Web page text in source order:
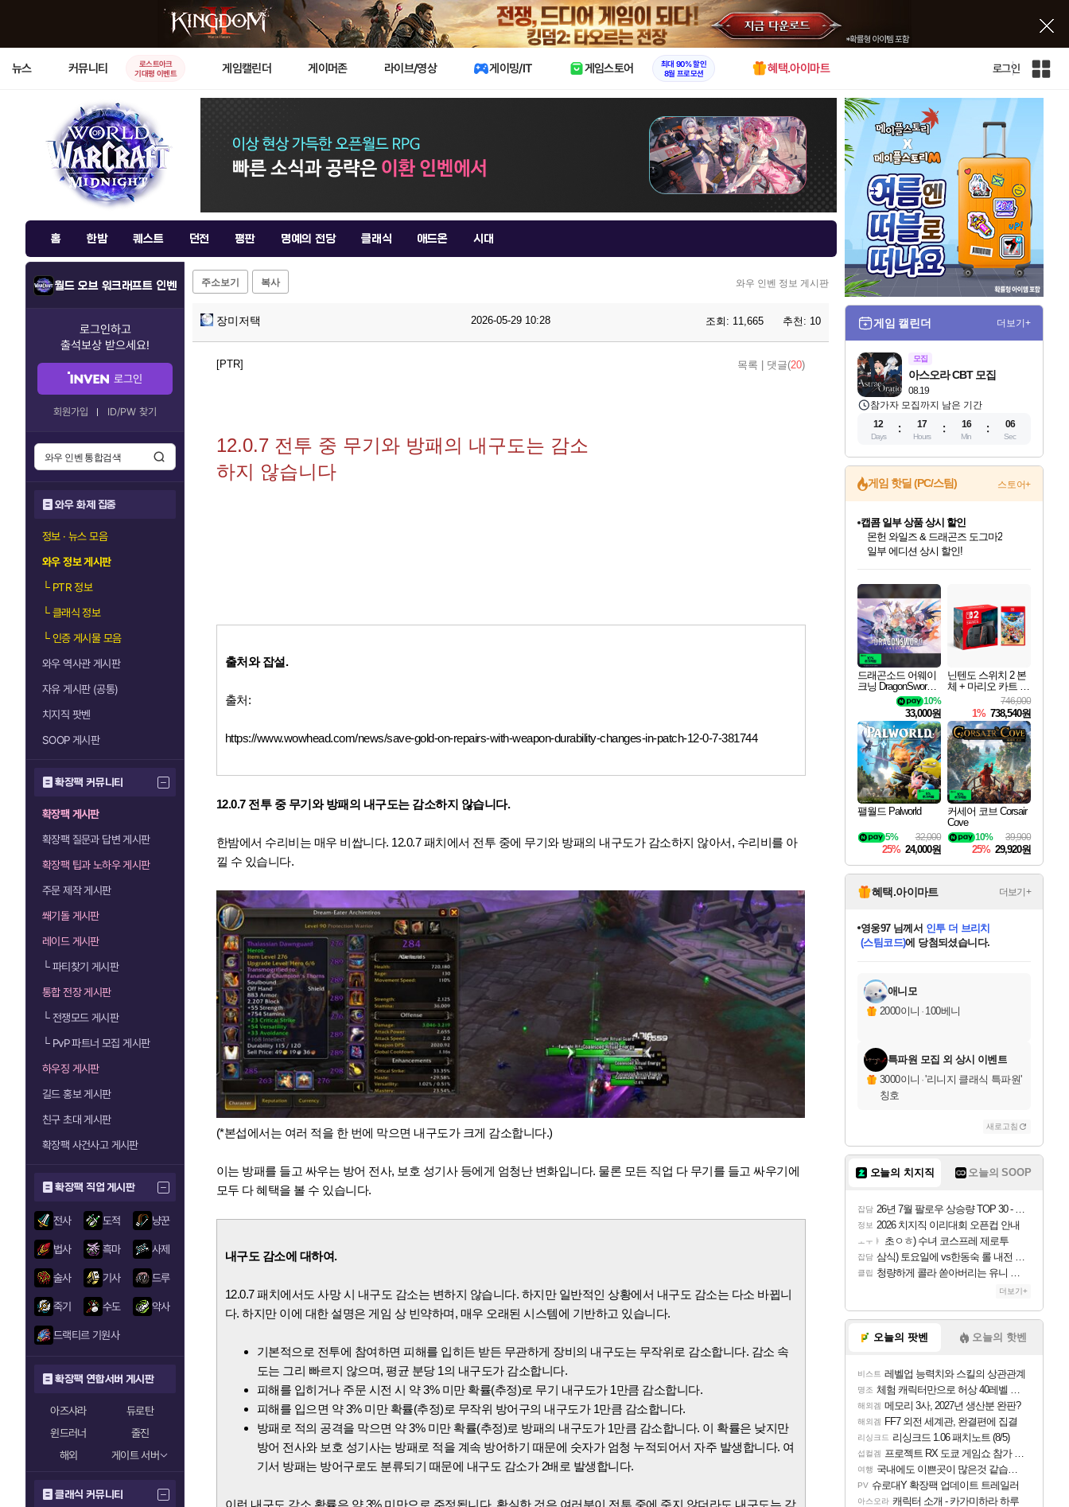
X
뉴스 커뮤니티
로스트아크
기대평 이벤트
게임캘린더 게이머존 라이브/영상 게이밍/IT 게임스토어
최대 90% 할인
8월 프로모션
혜택.아이마트 로그인
인
홈 한밤 퀘스트 던전 평판 명예의 전당 클래식 애드온 시대
월드 오브 워크래프트 인벤
로그인하고
출석보상 받으세요!
로그인
회원가입 ID/PW 찾기
와우 화제 집중
정보 · 뉴스 모음
와우 정보 게시판
└PTR 정보
└클래식 정보
└인증 게시물 모음
와우 역사관 게시판
자유 게시판 (공통)
치지직 팟벤
SOOP 게시판
확장팩 커뮤니티
확장팩 게시판
확장팩 질문과 답변 게시판
확장팩 팁과 노하우 게시판
주문 제작 게시판
쐐기돌 게시판
레이드 게시판
└파티찾기 게시판
통합 전장 게시판
└전쟁모드 게시판
└PvP 파트너 모집 게시판
하우징 게시판
길드 홍보 게시판
친구 초대 게시판
확장팩 사건사고 게시판
확장팩 직업 게시판
전사 도적 냥꾼
법사 흑마 사제
술사 기사 드루
죽기 수도 악사
드랙티르 기원사
확장팩 연합서버 게시판
아즈샤라
듀로탄
윈드러너
줄진
해외
게이트 서버
클래식 커뮤니티
주소보기 복사 와우 인벤 정보 게시판
장미저택 2026-05-29 10:28 조회: 11,665 추천: 10
[PTR] 목록 댓글(20)
12.0.7 전투 중 무기와 방패의 내구도는 감소
하지 않습니다
출처와 잡설.
출처:
https://www.wowhead.com/news/save-gold-on-repairs-with-weapon-durability-changes-in-patch-12-0-7-381744
12.0.7 전투 중 무기와 방패의 내구도는 감소하지 않습니다.
한밤에서 수리비는 매우 비쌉니다. 12.0.7 패치에서 전투 중에 무기와 방패의 내구도가 감소하지 않아서, 수리비를 아
낄 수 있습니다.
(*본섭에서는 여러 적을 한 번에 막으면 내구도가 크게 감소합니다.)
이는 방패를 들고 싸우는 방어 전사, 보호 성기사 등에게 엄청난 변화입니다. 물론 모든 직업 다 무기를 들고 싸우기에
모두 다 혜택을 볼 수 있습니다.
내구도 감소에 대하여.
12.0.7 패치에서도 사망 시 내구도 감소는 변하지 않습니다. 하지만 일반적인 상황에서 내구도 감소는 다소 바뀝니
다. 하지만 이에 대한 설명은 게임 상 빈약하며, 매우 오래된 시스템에 기반하고 있습니다.
기본적으로 전투에 참여하면 피해를 입히든 받든 무관하게 장비의 내구도는 무작위로 감소합니다. 감소 속
도는 그리 빠르지 않으며, 평균 분당 1의 내구도가 감소합니다.
피해를 입히거나 주문 시전 시 약 3% 미만 확률(추정)로 무기 내구도가 1만큼 감소합니다.
피해를 입으면 약 3% 미만 확률(추정)로 무작위 방어구의 내구도가 1만큼 감소합니다.
방패로 적의 공격을 막으면 약 3% 미만 확률(추정)로 방패의 내구도가 1만큼 감소합니다. 이 확률은 낮지만
방어 전사와 보호 성기사는 방패로 적을 계속 방어하기 때문에 숫자가 엄청 누적되어서 자주 발생합니다. 여
기서 방패는 방어구로도 분류되기 때문에 내구도 감소가 2배로 발생합니다.
이런 내구도 감소 확률은 약 3% 미만으로 주정됩니다. 확실한 것은 여러분이 전투 중에 죽지 않더라도 내구도는 감
게임 캘린더 더보기+
모집
08.19
아스오라 CBT 모집
참가자 모집까지 남은 기간
12
Days
17
Hours
16
Min
05
Sec
게임 핫딜 (PC/스팀) 스토어+
최대 90% 할인가를 만나보세요!
네이버혜택과 함께 만나보세요!
50%할인&추가 적립까지!
이니&베니 혜택까지!
네이버 혜택가와 함께 예약하세요!
할인&네이버혜택으로 만나보세요!
네이버페이 혜택과 만나보세요!
40주년 프로모션으로 만나보세요!
네이버 포인트 혜택까지!
할인가에 만나보세요!
캡콤 일부 상품 상시 할인
몬헌 와일즈 & 드래곤즈 도그마2
일부 에디션 상시 할인!
혜택으로 예약 판매 중
편안하게 충전하세요
드래곤소드 어웨이
크닝 DragonSword A
10%
33,000원
닌텐도 스위치 2 본
체 + 마리오 카트 월
746,000
1% 738,540원
팰월드 Palworld
32,000
5%
25% 24,000원
커세어 코브 Corsair
Cove
39,900
10%
25% 29,920원
혜택.아이마트 더보기+
당첨되셨습니다.
당첨되셨습니다.
당첨되셨습니다.
당첨되셨습니다.
영웅97님께서 인투 더 브리치
(스팀코드)에 당첨되셨습니다.
에디션 (스팀코드)
당첨되셨습니다.
당첨되셨습니다.
당첨되셨습니다.
당첨되셨습니다.
애니모
2000이니 · 100베니
특파원 모집 외 상시 이벤트
3000이니 ·'리니지 클래식 특파원'
칭호
새로고침
오늘의 치지직 오늘의 SOOP
잡담 26년 7월 팔로우 상승량 TOP 30 - 월간 치지직
정보 2026 치지직 이리대회 오픈컵 안내
ㅗㅜㅑ 초ㅇㅎ) 수녀 코스프레 제로투
잡담 삼식) 토요일에 vs한동숙 롤 내전 예정
클립 청량하게 콜라 쏟아버리는 유니 ㅋㅋㅋ
더보기+
오늘의 팟벤 오늘의 핫벤
비스트 레벨업 능력치와 스킬의 상관관계
명조 체험 캐릭터만으로 허상 40레벨 하이와티아 5분 컷!｜에이메스·린네·모니에 명함
해외겜 메모리 3사, 2027년 생산분 완판?
해외겜 FF7 외전 세계관, 완결편에 집결
리싱크드 리싱크드 1.06 패치노트 (8/5)
섭컬겜 프로젝트 RX 도쿄 게임쇼 참가 결정
여행 국내에도 이쁜곳이 많은것 같습니다
PV 슈로대Y 확장팩 업데이트 트레일러
아스오라 캐릭터 소개 - 카가미하라 하루